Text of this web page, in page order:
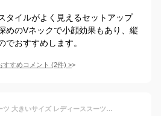
タイルがよく見えるセットアップ
めのVネックで小顔効果もあり、縦
でおすすめします。
すすめコメント (2件) >
S-8XL！ビジネススーツ 大きいサイズ レディーススーツ 2点セット ジャケット パンツ ストレッチ 通勤 リクルート 就活 OL オフィススーツ 事務服 ビジネス リクルートスーツ 面接 卒業式 フォーマル 黒